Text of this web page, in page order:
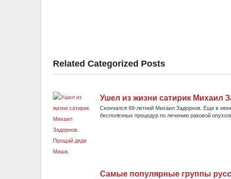
Related Categorized Posts
Ушел из жизни сатирик Михаил
Скончался 69-летний Михаил Задорнов. Еще в
бесполезных процедур по лечению раковой
Самые популярные группы